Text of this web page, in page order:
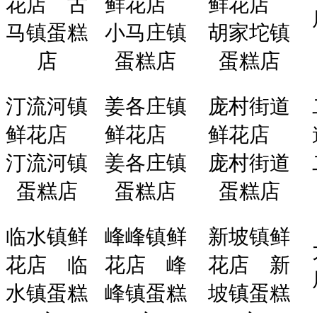
马镇蛋糕
店
小马庄镇
蛋糕店
胡家坨镇
蛋糕店
汀流河镇
鲜花店
汀流河镇
蛋糕店
姜各庄镇
鲜花店
姜各庄镇
蛋糕店
庞村街道
鲜花店
庞村街道
蛋糕店
临水镇鲜
花店
临
水镇蛋糕
峰峰镇鲜
花店
峰
峰镇蛋糕
新坡镇鲜
花店
新
坡镇蛋糕